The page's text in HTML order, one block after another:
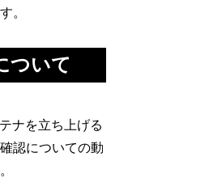
。
ついて
ナを立ち上げる
認についての動